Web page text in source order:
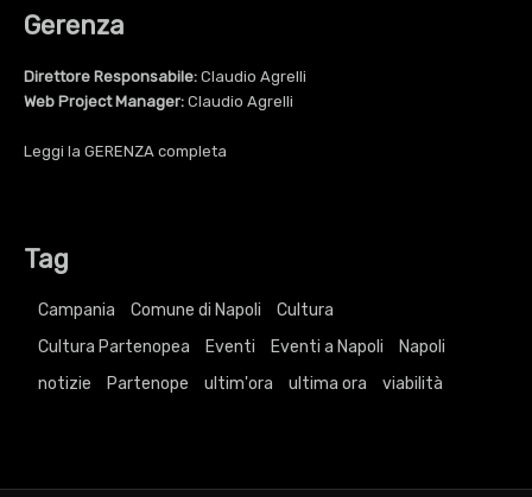
Gerenza
Direttore Responsabile: Claudio Agrelli
Web Project Manager: Claudio Agrelli
Leggi la GERENZA completa
Tag
Campania Comune di Napoli
Cultura
Cultura Partenopea
Eventi Eventi a Napoli
Napoli
notizie
Partenope ultim'ora ultima ora viabilità